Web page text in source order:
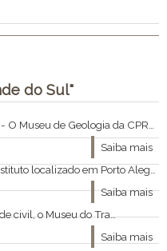
do Sul"
não se limita a exibir belos cristais ou exóticos arranjos de minerais.
Saiba mais
localizado em Porto Alegre.
Saiba mais
de preservação e restauração da antiga Usina do Gasômetro, abandonada pela Eletrobrás.
Saiba mais